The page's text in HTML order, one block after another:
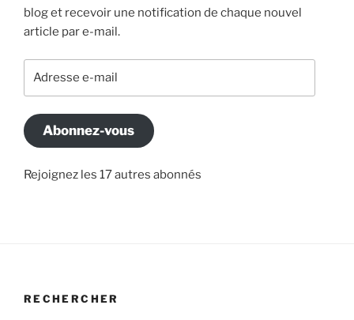
blog et recevoir une notification de chaque nouvel
article par e-mail.
Abonnez-vous
Rejoignez les 17 autres abonnés
RECHERCHER